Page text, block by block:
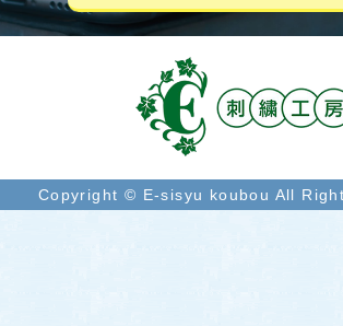
Copyright © E-sisyu koubou All